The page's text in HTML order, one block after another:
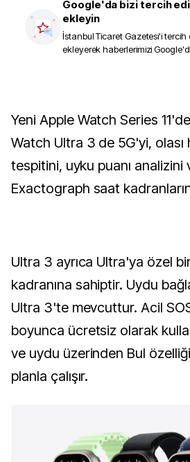
Google'da bizi tercih
ekleyin
İstanbul Ticaret Gazetesi'i tercih
ekleyerek haberlerimizi
Yeni Apple Watch Series 11'de olduğu gibi Apple
Watch Ultra 3 de 5G'yi,
tespitini, uyku puanı analizini
Exactograph saat
Ultra 3 ayrıca Ultra'ya özel
kadranına sahiptir. Uydu
Ultra 3'te mevcuttur. Acil
boyunca ücretsiz olarak
ve uydu üzerinden Bul
planla çalışır.